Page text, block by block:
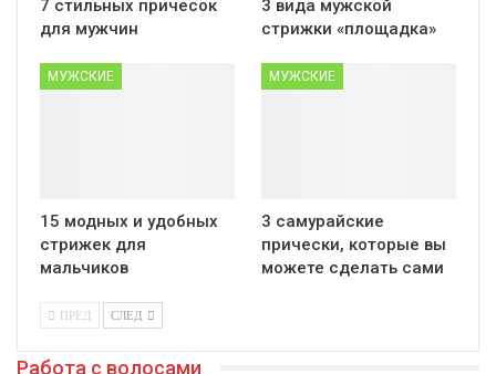
7 стильных причесок
для мужчин
3 вида мужской
стрижки «площадка»
МУЖСКИЕ
15 модных и удобных
стрижек для
мальчиков
МУЖСКИЕ
3 самурайские
прически, которые вы
можете сделать сами
ПРЕД СЛЕД
Работа с волосами